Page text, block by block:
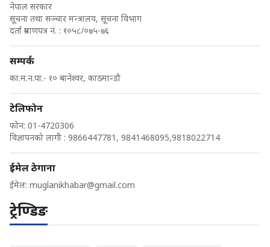
नेपाल सरकार
सूचना तथा सञ्चार मन्त्रालय, सूचना विभाग
दर्ता प्रमाणपत्र नं. : १०५८/०७५-७६
सम्पर्क
का.म.न.पा.- १० बानेश्वर, काठमान्डौ
टेलिफोन
फोन: 01-4720306
विज्ञापनको लागी : 9866447781, 9841468095,9818022714
ईमेल ठेगाना
ईमेल: muglanikhabar@gmail.com
ट्रेण्डिङ